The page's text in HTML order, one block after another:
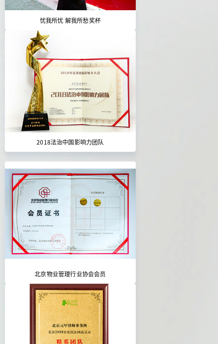
忧我所忧 解我所愁奖杯
2018法治中国影响力团队
北京物业管理行业协会会员